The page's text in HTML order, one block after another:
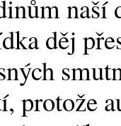
naší
děj
protože